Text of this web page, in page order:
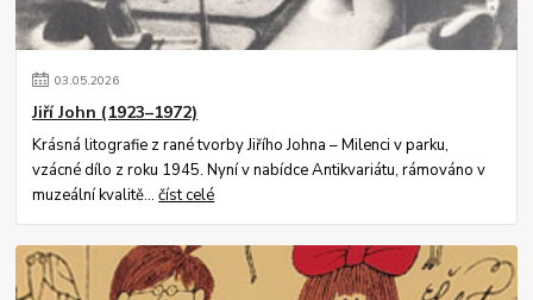
03.05.2026
Jiří John (1923–1972)
Krásná litografie z rané tvorby Jiřího Johna – Milenci v parku,
vzácné dílo z roku 1945. Nyní v nabídce Antikvariátu, rámováno v
muzeální kvalitě...číst celé